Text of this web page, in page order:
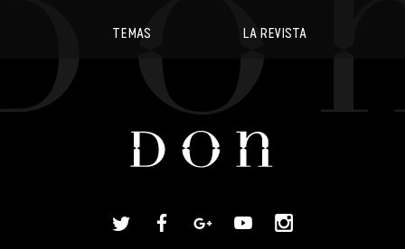
TEMAS LA REVISTA